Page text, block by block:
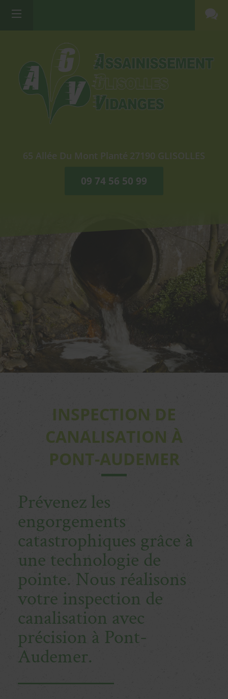
65 Allée Du Mont Planté 27190 GLISOLLES
09 74 56 50 99
INSPECTION DE
CANALISATION À
PONT-AUDEMER
Prévenez les
engorgements
catastrophiques grâce à
une technologie de
pointe. Nous réalisons
votre inspection de
canalisation avec
précision à Pont-
Audemer.